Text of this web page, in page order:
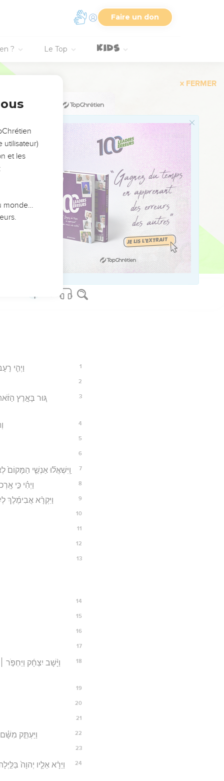
Faire un don
? Le Top
20
22
26
28
31
32
33
34
Software - sblgnt.com
1 וַיְהִ֤י
2
3
גּ֚וּר בָּאָ֣רֶץ
4
5
6
7 וַֽיִּשְׁאֲל֞וּ אַנְשֵׁ֤י הַמָּקוֹם֙
8 וַיְהִ֗י כִּ֣י
9 וַיִּקְרָ֨א אֲבִימֶ֜לֶךְ
10
11
12
13
14
15
16
17
18
וַיָּ֨שָׁב יִצְחָ֜ק
19
20
21
22 וַיַּעְתֵּ֣ק מִשָּׁ֗ם
23
24
וַיֵּרָ֨א אֵלָ֤יו יְהוָה֙
utilisateur)
et les
monde…